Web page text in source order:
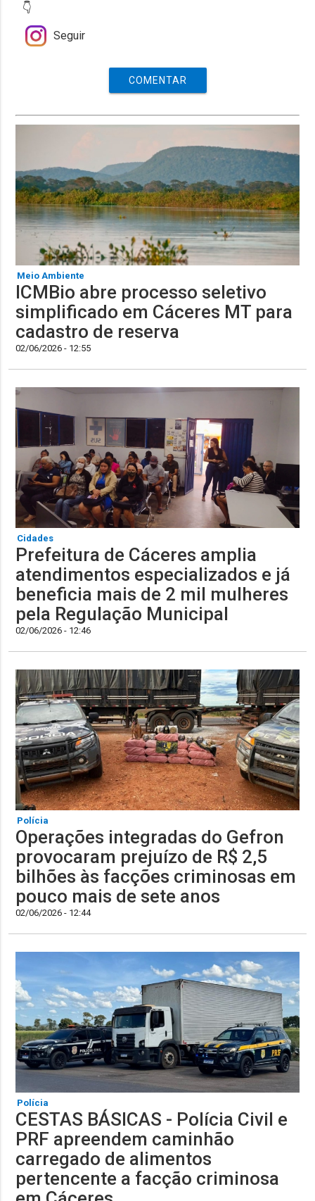
👇
Seguir
COMENTAR
Meio Ambiente
ICMBio abre processo seletivo
simplificado em Cáceres MT para
cadastro de reserva
02/06/2026 - 12:55
Cidades
Prefeitura de Cáceres amplia
atendimentos especializados e já
beneficia mais de 2 mil mulheres
pela Regulação Municipal
02/06/2026 - 12:46
Polícia
Operações integradas do Gefron
provocaram prejuízo de R$ 2,5
bilhões às facções criminosas em
pouco mais de sete anos
02/06/2026 - 12:44
Polícia
CESTAS BÁSICAS - Polícia Civil e
PRF apreendem caminhão
carregado de alimentos
pertencente a facção criminosa